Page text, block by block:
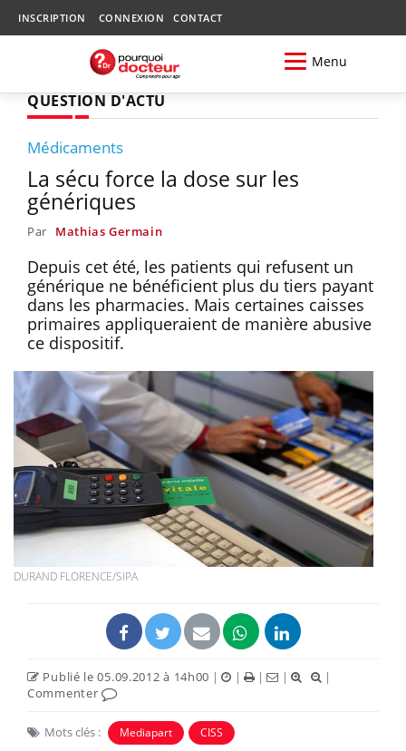
INSCRIPTION CONNEXION CONTACT
Menu
QUESTION D'ACTU
Médicaments
La sécu force la dose sur les
génériques
Par Mathias Germain
Depuis cet été, les patients qui refusent un
générique ne bénéficient plus du tiers payant
dans les pharmacies. Mais certaines caisses
primaires appliqueraient de manière abusive
ce dispositif.
DURAND FLORENCE/SIPA
Publié le 05.09.2012 à 14h00 | | | |
|
Commenter
Mots clés : Mediapart CISS